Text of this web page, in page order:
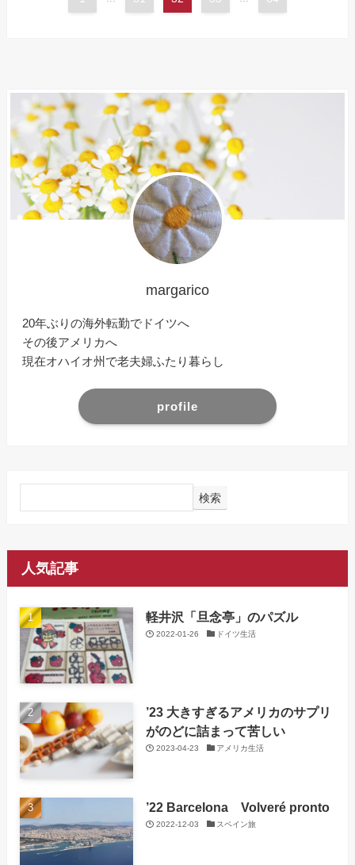
margarico
20年ぶりの海外転勤でドイツへ
その後アメリカへ
現在オハイオ州で老夫婦ふたり暮らし
profile
検索
人気記事
軽井沢「旦念亭」のパズル
2022-01-26 ドイツ生活
’23 大きすぎるアメリカのサプリ
がのどに詰まって苦しい
2023-04-23 アメリカ生活
’22 Barcelona Volveré pronto
2022-12-03 スペイン旅